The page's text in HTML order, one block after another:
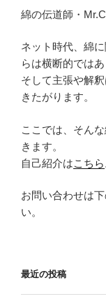
綿の伝道師・
ネット時代、綿
らは横断的ではあ
そして主張や解
きたがります。
ここでは、そん
きます。
自己紹介はこちら
お問い合わせは
い。
最近の投稿